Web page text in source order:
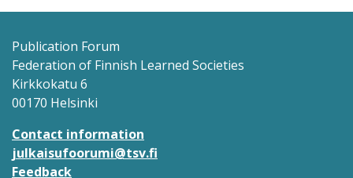
Publication Forum
Federation of Finnish Learned Societies
Kirkkokatu 6
00170 Helsinki
Contact information
julkaisufoorumi@tsv.fi
Feedback